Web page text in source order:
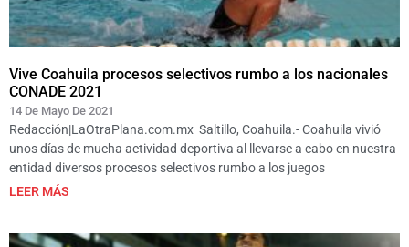
Vive Coahuila procesos selectivos rumbo a los nacionales
CONADE 2021
14 De Mayo De 2021
Redacción|LaOtraPlana.com.mx Saltillo, Coahuila.- Coahuila vivió
unos días de mucha actividad deportiva al llevarse a cabo en nuestra
entidad diversos procesos selectivos rumbo a los juegos
LEER MÁS